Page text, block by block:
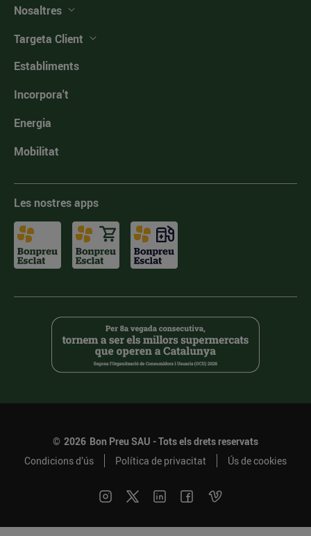
Nosaltres
Targeta Client
Establiments
Incorpora't
Energia
Mobilitat
Les nostres apps
© 2026 Bon Preu SAU - Tots els drets reservats
Condicions d’ús
Política de privacitat Ús de cookies